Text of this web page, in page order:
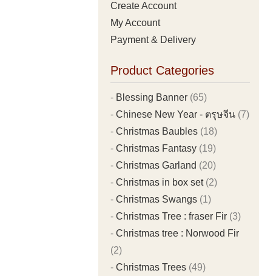
Create Account
My Account
Payment & Delivery
Product Categories
Blessing Banner (65)
Chinese New Year - ตรุษจีน (7)
Christmas Baubles (18)
Christmas Fantasy (19)
Christmas Garland (20)
Christmas in box set (2)
Christmas Swangs (1)
Christmas Tree : fraser Fir (3)
Christmas tree : Norwood Fir
(2)
Christmas Trees (49)